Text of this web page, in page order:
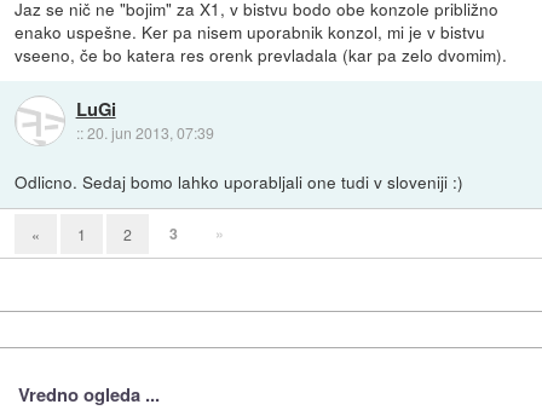
Jaz se nič ne "bojim" za X1, v bistvu bodo obe konzole približno
enako uspešne. Ker pa nisem uporabnik konzol, mi je v bistvu
vseeno, če bo katera res orenk prevladala (kar pa zelo dvomim).
LuGi
::20. jun 2013, 07:39
Odlicno. Sedaj bomo lahko uporabljali one tudi v sloveniji :)
« 1 2 3 »
Vredno ogleda ...